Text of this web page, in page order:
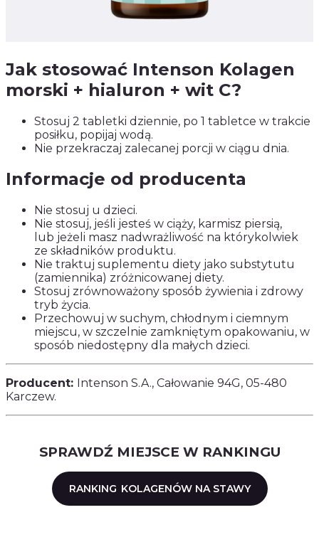
Jak stosować Intenson Kolagen
morski + hialuron + wit C?
Stosuj 2 tabletki dziennie, po 1 tabletce w trakcie
posiłku, popijaj wodą.
Nie przekraczaj zalecanej porcji w ciągu dnia.
Informacje od producenta
Nie stosuj u dzieci.
Nie stosuj, jeśli jesteś w ciąży, karmisz piersią,
lub jeżeli masz nadwrażliwość na którykolwiek
ze składników produktu.
Nie traktuj suplementu diety jako substytutu
(zamiennika) zróżnicowanej diety.
Stosuj zrównoważony sposób żywienia i zdrowy
tryb życia.
Przechowuj w suchym, chłodnym i ciemnym
miejscu, w szczelnie zamkniętym opakowaniu, w
sposób niedostępny dla małych dzieci.
Producent: Intenson S.A., Całowanie 94G, 05-480
Karczew.
SPRAWDŹ MIEJSCE W RANKINGU
RANKING KOLAGENÓW NA STAWY